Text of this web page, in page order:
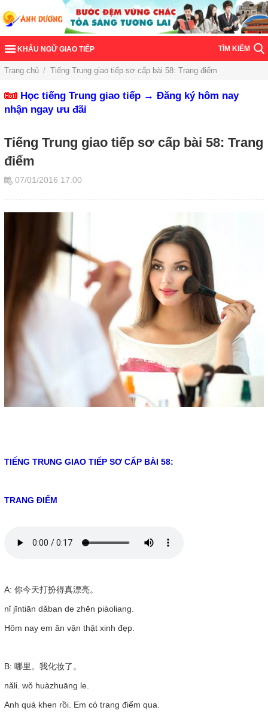
KHẨU NGỮ GIAO TIẾP TÌM KIẾM
Trang chủ / Tiếng Trung giao tiếp sơ cấp bài 58: Trang điểm
Học tiếng Trung giao tiếp → Đăng ký hôm nay
nhận ngay ưu đãi
Tiếng Trung giao tiếp sơ cấp bài 58: Trang
điểm
07/01/2016 17:00
TIẾNG TRUNG GIAO TIẾP SƠ CẤP BÀI 58:
TRANG ĐIỂM
A: 你今天打扮得真漂亮。
nǐ jīntiān dǎban de zhēn piàoliang.
Hôm nay em ăn vận thật xinh đẹp.
B: 哪里。我化妆了。
nǎli. wǒ huàzhuāng le.
Anh quá khen rồi. Em có trang điểm qua.